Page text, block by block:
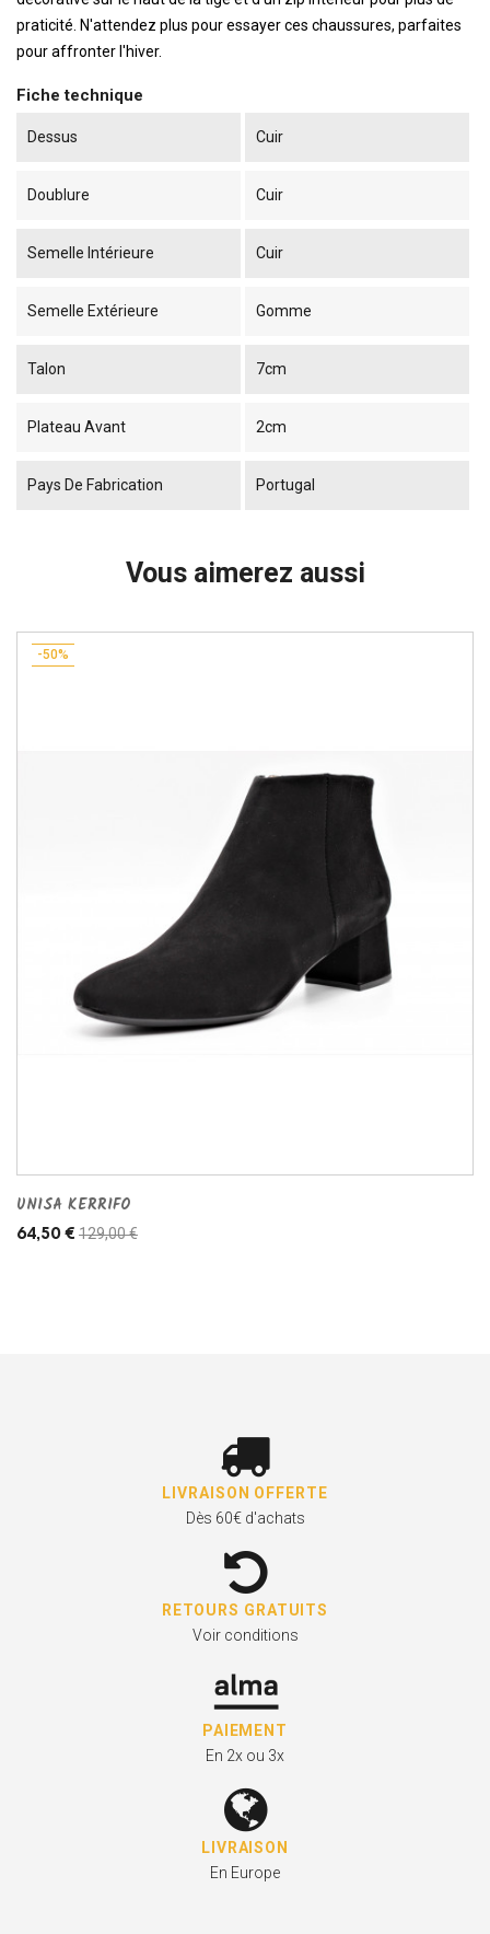
praticité. N'attendez plus pour essayer ces chaussures, parfaites
pour affronter l'hiver.
Fiche technique
Dessus Cuir
Doublure Cuir
Semelle Intérieure Cuir
Semelle Extérieure Gomme
Talon 7cm
Plateau Avant 2cm
Pays De Fabrication Portugal
Vous aimerez aussi
-50%
UNISA KERRIFO
64,50 € 129,00 €
LIVRAISON OFFERTE
Dès 60€ d'achats
RETOURS GRATUITS
Voir conditions
PAIEMENT
En 2x ou 3x
LIVRAISON
En Europe